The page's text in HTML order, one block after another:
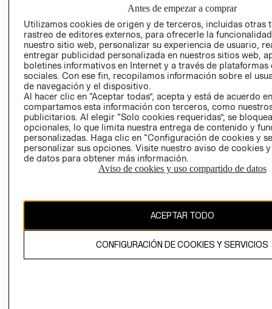
AVISO DE
LIBRO DE
Ecuador ($)
CAMBIAR REGIÓN
propiedad de H&M Hennes & Mauritz AB.
Antes de empezar a comprar
Utilizamos cookies de origen y de terceros, incluidas otras
rastreo de editores externos, para ofrecerle la
nuestro sitio web, personalizar su experiencia de usuario,
entregar publicidad personalizada en nuestros sitios web,
boletines informativos en Internet y a través de plataformas
sociales. Con ese fin, recopilamos información sobre el
de navegación y el dispositivo.
Al hacer clic en “Aceptar todas”, acepta y está de acuerdo
compartamos esta información con terceros, como
publicitarios. Al elegir “Solo cookies requeridas”, se
opcionales, lo que limita nuestra entrega de contenido y
personalizadas. Haga clic en “Configuración de cookies y
personalizar sus opciones. Visite nuestro aviso de cookies
de datos para obtener más información.
Aviso de cookies y uso compartido de datos
ACEPTAR TODO
CONFIGURACIÓN DE COOKIES Y SERVICIOS